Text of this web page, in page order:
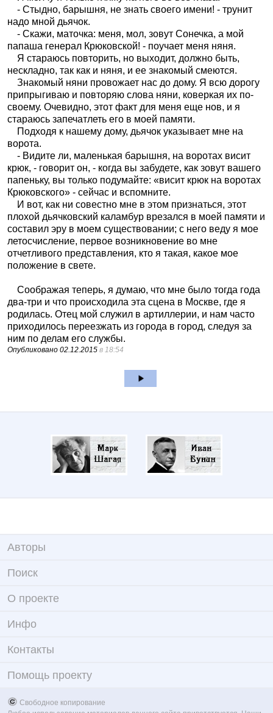
- Стыдно, барышня, не знать своего имени! - трунит
надо мной дьячок.
- Скажи, маточка: меня, мол, зовут Сонечка, а мой
папаша генерал Крюковской! - поучает меня няня.
Я стараюсь повторить, но выходит, должно быть,
нескладно, так как и няня, и ее знакомый смеются.
Знакомый няни провожает нас до дому. Я всю дорогу
припрыгиваю и повторяю слова няни, коверкая их по-
своему. Очевидно, этот факт для меня еще нов, и я
стараюсь запечатлеть его в моей памяти.
Подходя к нашему дому, дьячок указывает мне на
ворота.
- Видите ли, маленькая барышня, на воротах висит
крюк, - говорит он, - когда вы забудете, как зовут вашего
папеньку, вы только подумайте: «висит крюк на воротах
Крюковского» - сейчас и вспомните.
И вот, как ни совестно мне в этом признаться, этот
плохой дьячковский каламбур врезался в моей памяти и
составил эру в моем существовании; с него веду я мое
летосчисление, первое возникновение во мне
отчетливого представления, кто я такая, какое мое
положение в свете.
Соображая теперь, я думаю, что мне было тогда года
два-три и что происходила эта сцена в Москве, где я
родилась. Отец мой служил в артиллерии, и нам часто
приходилось переезжать из города в город, следуя за
ним по делам его службы.
Опубликовано 02.12.2015 в 18:54
Авторы
Поиск
О проекте
Инфо
Контакты
Помощь проекту
Свободное копирование